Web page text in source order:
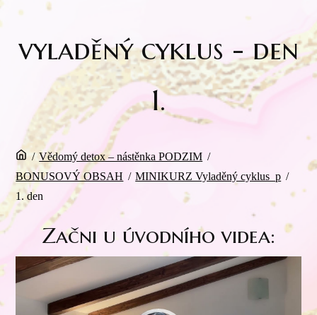
vyladěný cyklus - den
1.
/ Vědomý detox – nástěnka PODZIM /
BONUSOVÝ OBSAH / MINIKURZ Vyladěný cyklus_p /
1. den
Začni u úvodního videa:
Video
přehrávač